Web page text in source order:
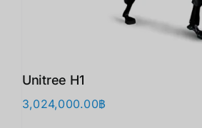
Unitree H1
3,024,000.00฿